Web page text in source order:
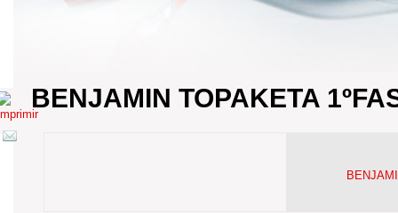
BENJAMIN TOPAKETA